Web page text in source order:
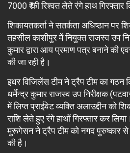
7000 ₹ की रिश्वत लेते रंगे हाथ गिरफ्तार
शिकायतकर्ता ने सतर्कता अधिष्ठान पर
तहसील काशीपुर में नियुक्त राजस्व उप
कुमार द्वारा आय प्रमाण पत्र बनाने की
की जा रही है।
इधर विजिलेंस टीम ने ट्रैप टीम का गठन
धर्मेन्द्र कुमार राजस्व उप निरीक्षक
में लिप्त प्राईवेट व्यक्ति अलाउद्दीन को
राशि लेते हुए रंगे हाथों गिरफ्तार कर
मुरूगेसन ने ट्रैप टीम को नगद पुरुष्कार
की है।